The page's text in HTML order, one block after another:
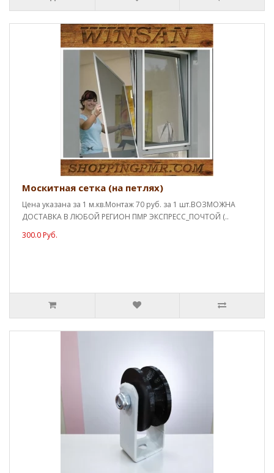
Москитная сетка (на петлях)
Цена указана за 1 м.кв.Монтаж 70 руб. за 1 шт.ВОЗМОЖНА
ДОСТАВКА В ЛЮБОЙ РЕГИОН ПМР ЭКСПРЕСС_ПОЧТОЙ (..
300.0 Руб.